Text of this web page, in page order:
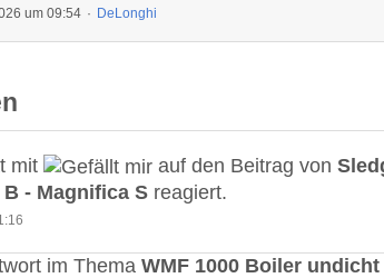
um 09:54 DeLonghi
mit auf den Beitrag von
B - Magnifica S reagiert.
im ThemaWMF 1000 Boiler undicht